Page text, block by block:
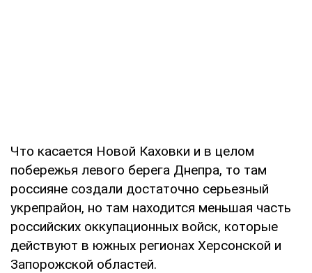
Что касается Новой Каховки и в целом
побережья левого берега Днепра, то там
россияне создали достаточно серьезный
укрепрайон, но там находится меньшая часть
российских оккупационных войск, которые
действуют в южных регионах Херсонской и
Запорожской областей.